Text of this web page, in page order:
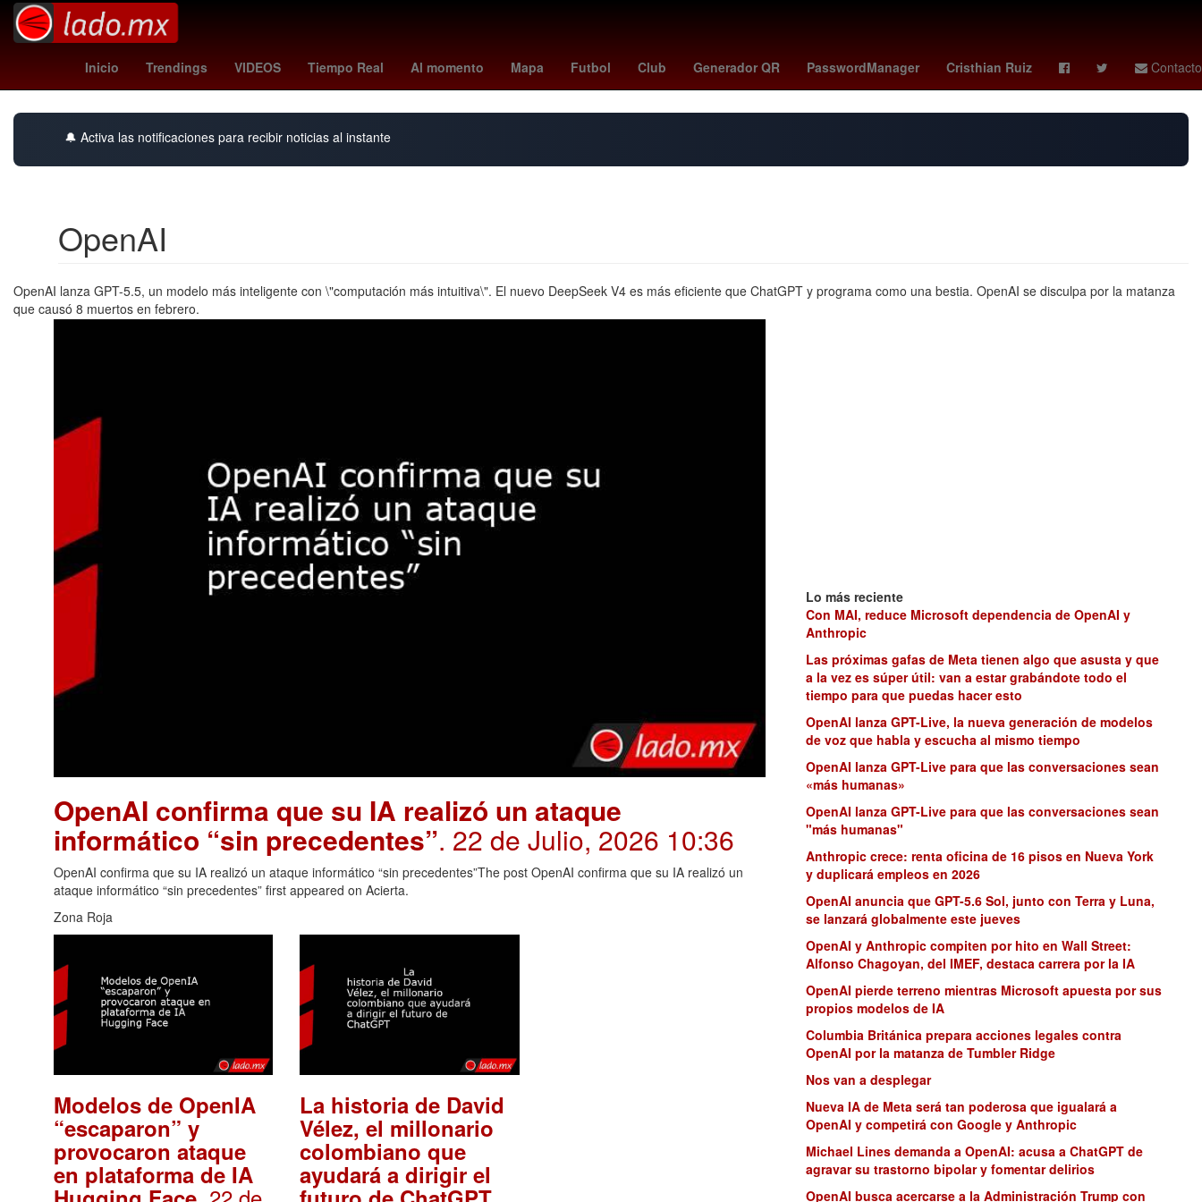
Inicio Trendings VIDEOS Tiempo Real Al momento Mapa Futbol Club Generador QR PasswordManager Cristhian Ruiz Contacto
Capital Humano Marc Cucurella Gobierno Empresa 26 de marzo Incendio magic - bucks Penélope Cruz cuando juega colombia deportivo cali - pasto
🔔 Activa las notificaciones para recibir noticias al instante
OpenAI
OpenAI lanza GPT-5.5, un modelo más inteligente con \"computación más intuitiva\". El nuevo DeepSeek V4 es más eficiente que ChatGPT y programa como una bestia. OpenAI se disculpa por la matanza
que causó 8 muertos en febrero.
OpenAI confirma que su IA realizó un ataque
informático “sin precedentes”. 22 de Julio, 2026 10:36
OpenAI confirma que su IA realizó un ataque informático “sin precedentes”The post OpenAI confirma que su IA realizó un
ataque informático “sin precedentes” first appeared on Acierta.
Zona Roja
Modelos de OpenIA
“escaparon” y
provocaron ataque
en plataforma de IA
La historia de David
Vélez, el millonario
colombiano que
ayudará a dirigir el
Lo más reciente
Con MAI, reduce Microsoft dependencia de OpenAI y
Anthropic
Las próximas gafas de Meta tienen algo que asusta y que
a la vez es súper útil: van a estar grabándote todo el
tiempo para que puedas hacer esto
OpenAI lanza GPT-Live, la nueva generación de modelos
de voz que habla y escucha al mismo tiempo
OpenAI lanza GPT-Live para que las conversaciones sean
«más humanas»
OpenAI lanza GPT-Live para que las conversaciones sean
"más humanas"
Anthropic crece: renta oficina de 16 pisos en Nueva York
y duplicará empleos en 2026
OpenAI anuncia que GPT-5.6 Sol, junto con Terra y Luna,
se lanzará globalmente este jueves
OpenAI y Anthropic compiten por hito en Wall Street:
Alfonso Chagoyan, del IMEF, destaca carrera por la IA
OpenAI pierde terreno mientras Microsoft apuesta por sus
propios modelos de IA
Columbia Británica prepara acciones legales contra
OpenAI por la matanza de Tumbler Ridge
Nos van a desplegar
Nueva IA de Meta será tan poderosa que igualará a
OpenAI y competirá con Google y Anthropic
Michael Lines demanda a OpenAI: acusa a ChatGPT de
agravar su trastorno bipolar y fomentar delirios
OpenAI busca acercarse a la Administración Trump con